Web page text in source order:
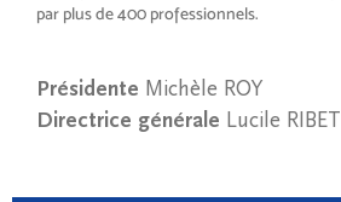
par plus de 400 professionnels.
Présidente Michèle ROY
Directrice générale Lucile RIBET